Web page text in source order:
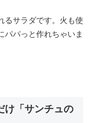
るサラダです。火も使
パパっと作れちゃいま
け「サンチュの